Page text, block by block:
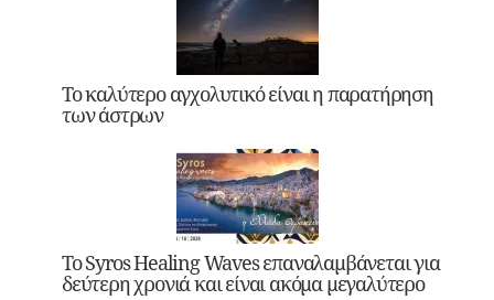
Το καλύτερο αγχολυτικό είναι η παρατήρηση
των άστρων
Το Syros Healing Waves επαναλαμβάνεται για
δεύτερη χρονιά και είναι ακόμα μεγαλύτερο